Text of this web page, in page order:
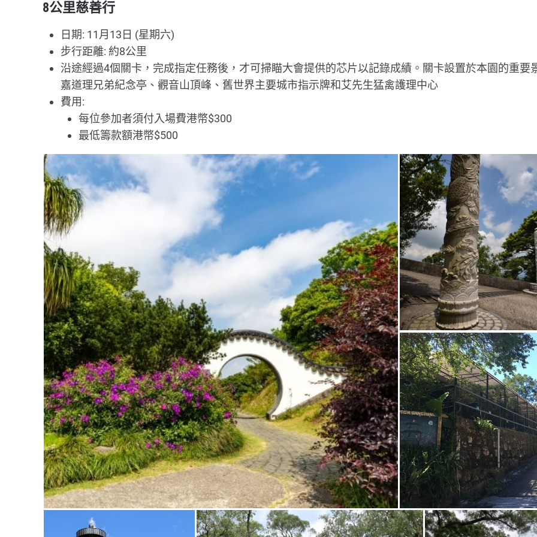
8公里慈善行
日期: 11月13日 (星期六)
步行距離: 約8公里
沿途經過4個關卡，完成指定任務後，才可掃瞄大會提供的芯片以記錄成績。關卡設置於本園的重要
嘉道理兄弟紀念亭、觀音山頂峰、舊世界主要城市指示牌和艾先生猛禽護理中心
費用:
每位參加者須付入場費港幣$300
最低籌款額港幣$500